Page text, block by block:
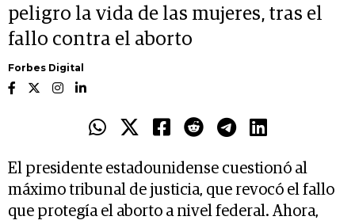
peligro la vida de las mujeres, tras el
fallo contra el aborto
Forbes Digital
El presidente estadounidense cuestionó al
máximo tribunal de justicia, que revocó el fallo
que protegía el aborto a nivel federal. Ahora,